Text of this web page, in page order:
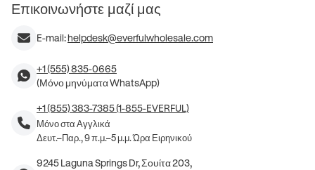
Επικοινωνήστε μαζί μας
E-mail:helpdesk@everfulwholesale.com
+1 (555) 835-0665
(Μόνο μηνύματα WhatsApp)
+1 (855) 383-7385 (1-855-EVERFUL)
Μόνο στα Αγγλικά
Δευτ.–Παρ., 9 π.μ.–5 μ.μ. Ώρα Ειρηνικού
9245 Laguna Springs Dr, Σουίτα 203,